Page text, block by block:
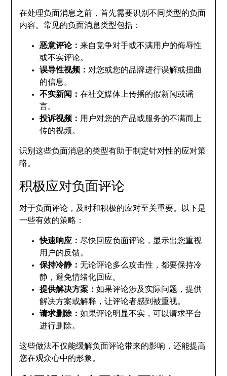
在处理负面消息之前，首先需要识别不同类型的负面
内容。常见的负面消息类型包括：
恶意评论：来自竞争对手或不满用户的侮辱性
或不实评论。
误导性视频： 对您或您的品牌进行误解或扭曲
的信息。
不实新闻：在社交媒体上传播的假新闻或谣
言。
投诉视频： 用户对您的产品或服务的不满而上
传的视频。
识别这些负面消息的类型有助于制定针对性的应对策
略。
积极应对负面评论
对于负面评论，及时和积极的应对至关重要。以下是
一些有效的策略：
快速响应：尽快回应负面评论，显示出您重视
用户的反馈。
保持冷静：无论评论多么攻击性，都要保持冷
静，避免情绪化回应。
提供解决方案：如果评论涉及实际问题，提供
解决方案或解释，让评论者感到被重视。
请求删除：如果评论明显不实，可以请求平台
进行删除。
这些做法不仅能缓解负面评论带来的影响，还能提高
您在观众心中的形象。